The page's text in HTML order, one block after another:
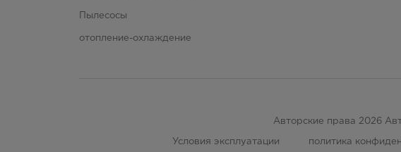
Пылесосы
отопление-охлаждение
Авторские права 2026
Условия эксплуатации
политика